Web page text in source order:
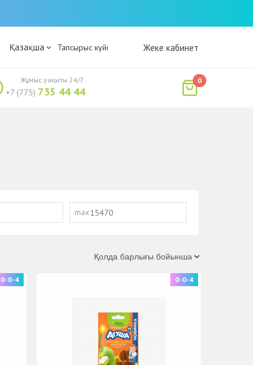
Қазақша Тапсырыс күйі Жеке кабинет
+7 (775) 735 44 44
Жұмыс уақыты 24/7 0
max
0-0-4 0-0-4